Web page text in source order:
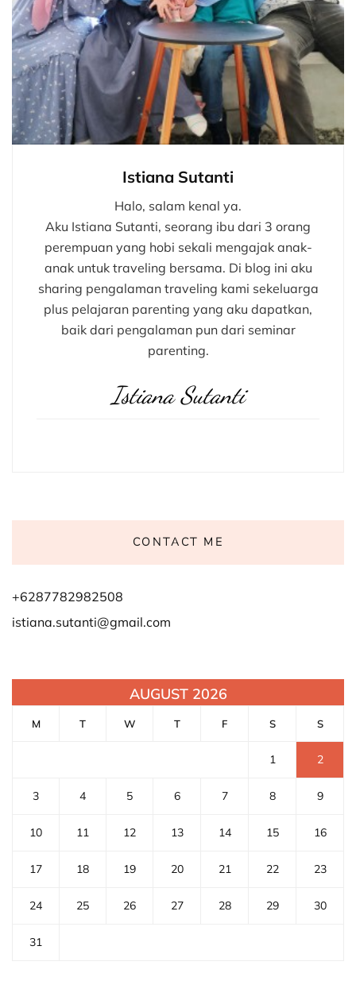
Istiana Sutanti
Halo, salam kenal ya.
Aku Istiana Sutanti, seorang ibu dari 3 orang
perempuan yang hobi sekali mengajak anak-
anak untuk traveling bersama. Di blog ini aku
sharing pengalaman traveling kami sekeluarga
plus pelajaran parenting yang aku dapatkan,
baik dari pengalaman pun dari seminar
parenting.
Istiana Sutanti
CONTACT ME
+6287782982508
istiana.sutanti@gmail.com
AUGUST 2026
M T W T F S S
1 2
3 4 5 6 7 8 9
10 11 12 13 14 15 16
17 18 19 20 21 22 23
24 25 26 27 28 29 30
31